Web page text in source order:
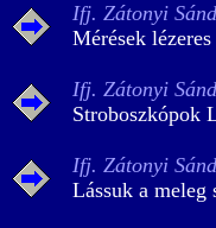
Ifj. Zátonyi
Mérések
Ifj. Zátonyi
Stroboszkópok
Ifj. Zátonyi
Lássuk a meleg